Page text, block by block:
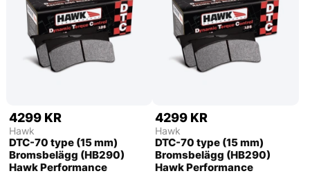
4299 KR
Hawk
DTC-70 type (15 mm)
Bromsbelägg (HB290)
Hawk Performance
4299 KR
Hawk
DTC-70 type (15 mm)
Bromsbelägg (HB290)
Hawk Performance